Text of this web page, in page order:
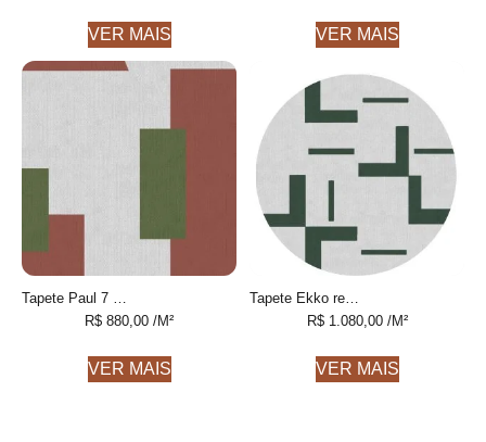
VER MAIS VER MAIS
Tapete Paul 7 Geométrico feito à mão, 100% algodão reciclado
R$ 880,00 /M²
VER MAIS
Tapete Ekko redondo 4 geométrico feito à mão, 100% algodão reciclado
R$1.080,00/M²
VER MAIS